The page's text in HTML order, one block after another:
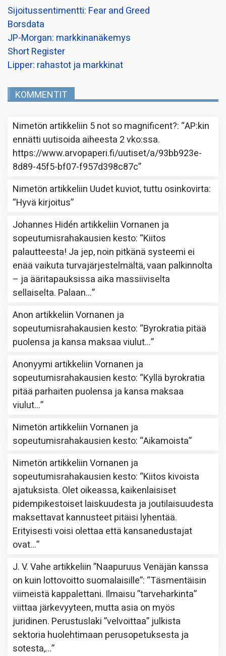
Sijoitussentimentti: Fear and Greed
Borsdata
JP-Morgan: markkinanäkemys
Short Register
Lipper: rahastot ja markkinat
KOMMENTIT
Nimetön artikkeliin 5 not so magnificent?: “AP:kin
ennätti uutisoida aiheesta 2 vko:ssa.
https://www.arvopaperi.fi/uutiset/a/93bb923e-
8d89-45f5-bf07-f957d398c87c”
Nimetön artikkeliin Uudet kuviot, tuttu osinkovirta:
“Hyvä kirjoitus”
Johannes Hidén artikkeliinVornanen ja
sopeutumisrahakausien kesto: “Kiitos
palautteesta! Ja jep, noin pitkänä systeemi ei
enää vaikuta turvajärjestelmältä, vaan palkinnolta
– ja ääritapauksissa aika massiiviselta
sellaiselta. Palaan…”
Anon artikkeliinVornanen ja
sopeutumisrahakausien kesto: “Byrokratia pitää
puolensa ja kansa maksaa viulut…”
Anonyymi artikkeliinVornanen ja
sopeutumisrahakausien kesto: “Kyllä byrokratia
pitää parhaiten puolensa ja kansa maksaa
viulut…”
Nimetön artikkeliinVornanen ja
sopeutumisrahakausien kesto: “Aikamoista”
Nimetön artikkeliinVornanen ja
sopeutumisrahakausien kesto: “Kiitos kivoista
ajatuksista. Olet oikeassa, kaikenlaisiset
pidempikestoiset laiskuudesta ja joutilaisuudesta
maksettavat kannusteet pitäisi lyhentää.
Erityisesti voisi olettaa että kansanedustajat
ovat…”
J. V. Vahe artikkeliin”Naapuruus Venäjän kanssa
on kuin lottovoitto suomalaisille”: “Täsmentäisin
viimeistä kappalettani. Ilmaisu ”tarveharkinta”
viittaa järkevyyteen, mutta asia on myös
juridinen. Perustuslaki ”velvoittaa” julkista
sektoria huolehtimaan perusopetuksesta ja
sotesta,…”